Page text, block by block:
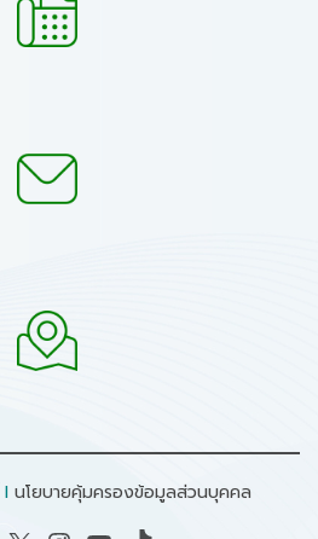
I นโยบายคุ้มครองข้อมูลส่วนบุคคล